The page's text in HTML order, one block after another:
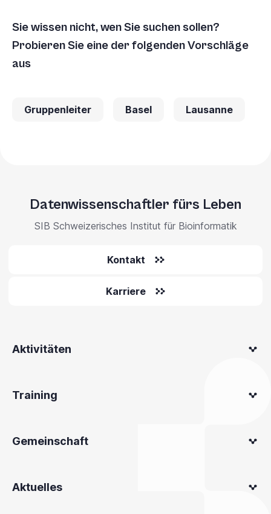
Sie wissen nicht, wen Sie suchen sollen?
Probieren Sie eine der folgenden Vorschläge
aus
Gruppenleiter Basel Lausanne
Datenwissenschaftler fürs Leben
SIB Schweizerisches Institut für Bioinformatik
Kontakt
Karriere
Aktivitäten
Training
Gemeinschaft
Aktuelles